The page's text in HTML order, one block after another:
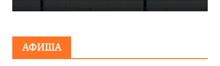
сообщения о
АФИША